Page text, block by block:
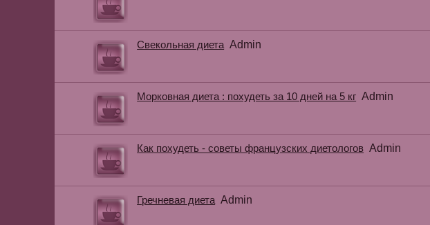
Свекольная диета Admin
Морковная диета : похудеть за 10 дней на 5 кг Admin
Как похудеть - советы французских диетологов Admin
Гречневая диета Admin